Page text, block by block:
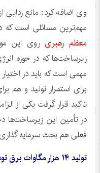
وی اضافه کرد: مانع زدایی
مهم‌ترین مسائلی است که
معظم رهبری روی این
زیرساخت‌ها که در حوزه
مهمی است که باید در
برای استمرار تولید و هم
تاکید قرار گرفت یکی از
در تأمین این زیرساخت‌ها
فعلی هم بحث سرمایه
تولید ۱۴ هزار مگاوات برق توسط صنایع بزرگ